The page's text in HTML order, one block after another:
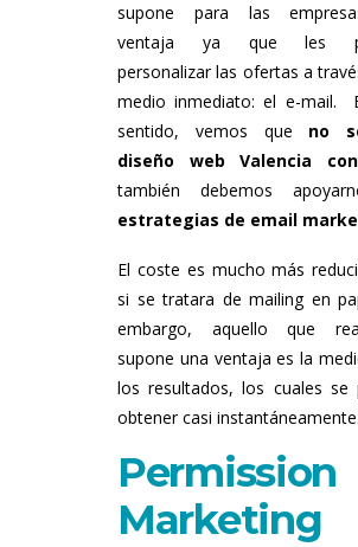
supone para las
ventaja ya que les
personalizar las ofertas a
medio inmediato: el e-mail.
sentido, vemos que no
diseño web Valencia
también debemos
estrategias de email
El coste es mucho más
si se tratara de mailing en
embargo, aquello que
supone una ventaja es la
los resultados, los cuales se
obtener casi instantáneamente.
Permission
Marketing